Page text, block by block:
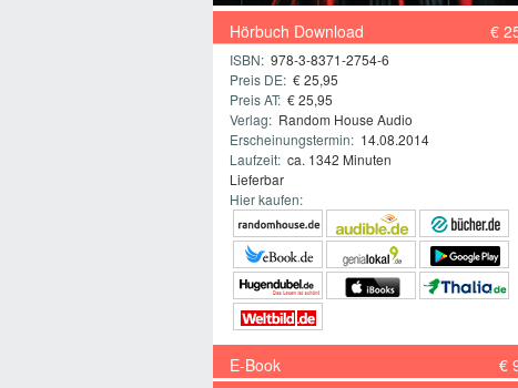
Hörbuch Download €
ISBN: 978-3-8371-2754-6
Preis DE: € 25,95
Preis AT: € 25,95
Verlag: Random House Audio
Erscheinungstermin: 14.08.2014
Laufzeit: ca. 1342 Minuten
Lieferbar
Hier kaufen:
E-Book
€